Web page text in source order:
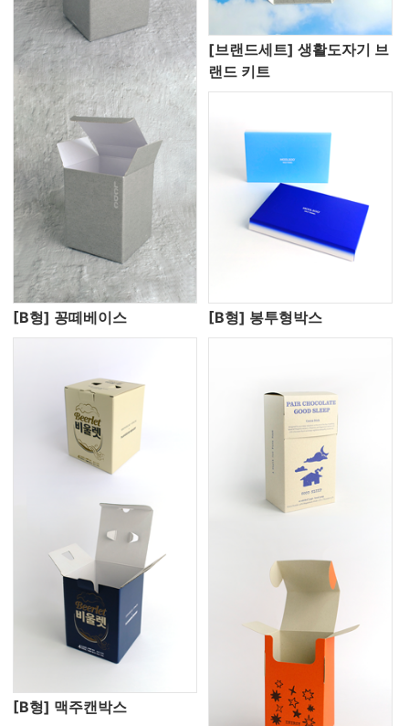
[B형] 꽁떼베이스
[브랜드세트] 생활도자기 브
랜드 키트
[B형] 맥주캔박스
[B형] 봉투형박스